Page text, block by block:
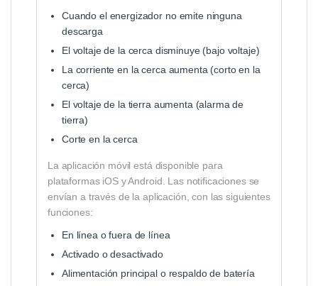
Cuando el energizador no emite ninguna
descarga
El voltaje de la cerca disminuye (bajo voltaje)
La corriente en la cerca aumenta (corto en la
cerca)
El voltaje de la tierra aumenta (alarma de
tierra)
Corte en la cerca
La aplicación móvil está disponible para
plataformas iOS y Android. Las notificaciones se
envían a través de la aplicación, con las siguientes
funciones:
En línea o fuera de línea
Activado o desactivado
Alimentación principal o respaldo de batería